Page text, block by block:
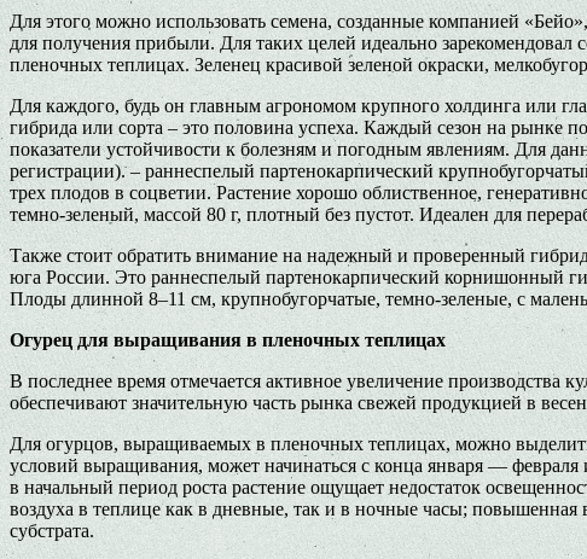
Для этого можно использовать семена, созданные компанией
для получения прибыли. Для таких целей идеально зарекомендовал
пленочных теплицах. Зеленец красивой зеленой окраски,
Для каждого, будь он главным агрономом крупного холдинга или
гибрида или сорта – это половина успеха. Каждый сезон на рынке
показатели устойчивости к болезням и погодным явлениям. Для
регистрации). – раннеспелый партенокарпический
трех плодов в соцветии. Растение хорошо облиственное,
темно-зеленый, массой 80 г, плотный без пустот. Идеален для
Также стоит обратить внимание на надежный и проверенный
юга России. Это раннеспелый партенокарпический корнишонный
Плоды длинной 8–11 см, крупнобугорчатые, темно-зеленые, с
Огурец для выращивания в пленочных теплицах
В последнее время отмечается активное увеличение производства
обеспечивают значительную часть рынка свежей продукцией в
Для огурцов, выращиваемых в пленочных теплицах, можно
условий выращивания, может начинаться с конца января —
в начальный период роста растение ощущает недостаток
воздуха в теплице как в дневные, так и в ночные часы;
субстрата.